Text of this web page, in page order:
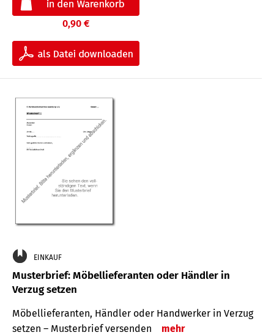
0,90 €
EINKAUF
Musterbrief: Möbellieferanten oder Händler in
Verzug setzen
Möbellieferanten, Händler oder Handwerker in Verzug
setzen – Musterbrief versenden
mehr